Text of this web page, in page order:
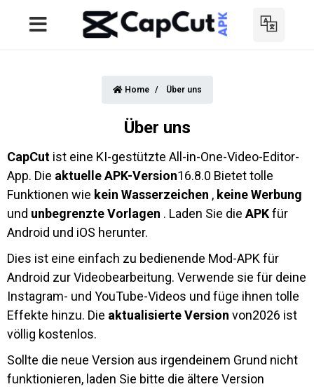
Home Über uns
Über uns
CapCut ist eine KI-gestützte All-in-One-Video-Editor-
App. Die aktuelle APK-Version16.8.0 Bietet tolle
Funktionen wie kein Wasserzeichen , keine Werbung
und unbegrenzte Vorlagen . Laden Sie die APKfür
Android und iOS herunter.
Dies ist eine einfach zu bedienende Mod-APK für
Android zur Videobearbeitung. Verwende sie für deine
Instagram- und YouTube-Videos und füge ihnen tolle
Effekte hinzu. Die aktualisierte Version von2026 ist
völlig kostenlos.
Sollte die neue Version aus irgendeinem Grund nicht
funktionieren, laden Sie bitte die ältere Version